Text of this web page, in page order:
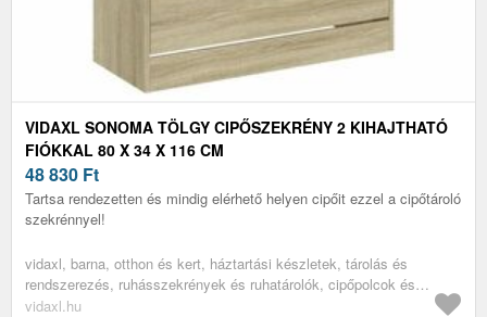
VIDAXL SONOMA TÖLGY CIPŐSZEKRÉNY 2 KIHAJTHATÓ
FIÓKKAL 80 X 34 X 116 CM
48 830 Ft
Tartsa rendezetten és mindig elérhető helyen cipőit ezzel a cipőtároló
szekrénnyel!
vidaxl, barna, otthon és kert, háztartási készletek, tárolás és
rendszerezés, ruhásszekrények és ruhatárolók, cipőpolcok és
-állványok
vidaxl.hu